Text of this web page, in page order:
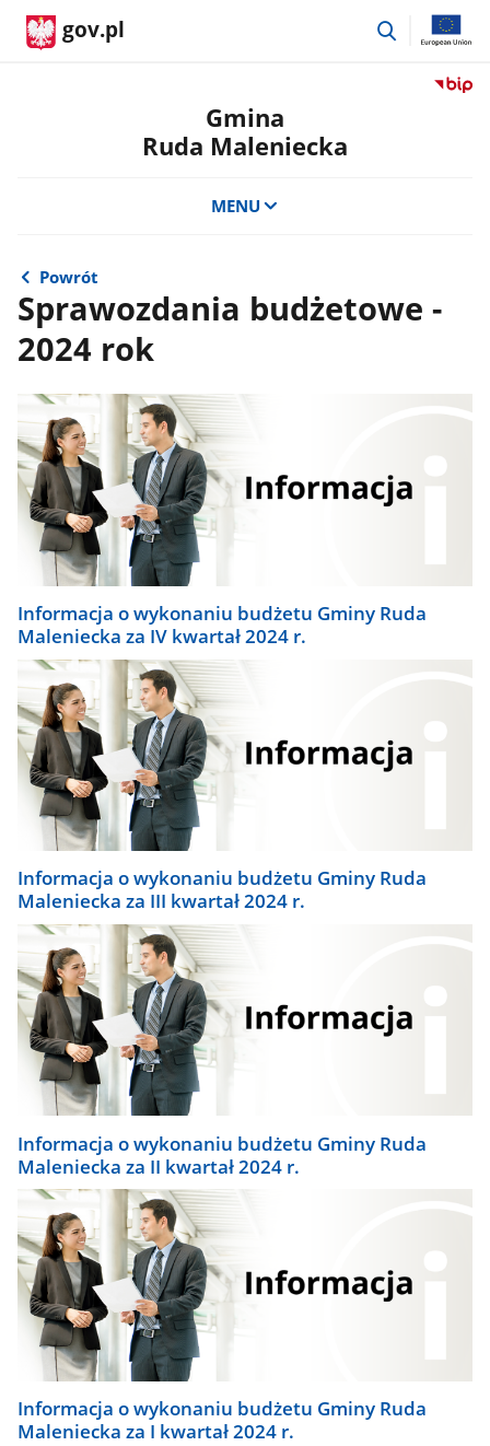
gov.pl
przejdź
Przejdź
Gmina
Ruda Maleniecka
MENU
Powrót
Sprawozdania budżetowe -
2024 rok
Informacja o wykonaniu budżetu Gminy Ruda
Maleniecka za IV kwartał 2024 r.
Informacja o wykonaniu budżetu Gminy Ruda
Maleniecka za III kwartał 2024 r.
Informacja o wykonaniu budżetu Gminy Ruda
Maleniecka za II kwartał 2024 r.
Informacja o wykonaniu budżetu Gminy Ruda
Maleniecka za I kwartał 2024 r.